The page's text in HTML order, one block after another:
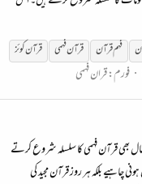
فہمقرآن قرآنفہمی قرآنکوئز
فورم:قران فہمی
بھی قرآن فہمی کا سلسلہ شروع کرتے
بلکہ ہر روز قرآن مجید کی